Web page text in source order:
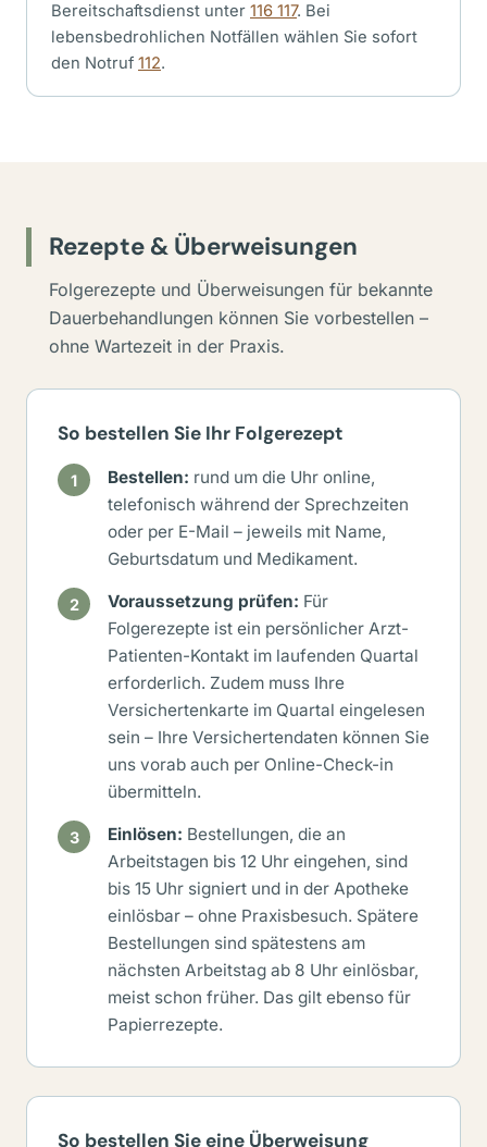
Bereitschaftsdienst unter 116 117. Bei
lebensbedrohlichen Notfällen wählen Sie sofort
den Notruf 112.
Rezepte & Überweisungen
Folgerezepte und Überweisungen für bekannte
Dauerbehandlungen können Sie vorbestellen –
ohne Wartezeit in der Praxis.
So bestellen Sie Ihr Folgerezept
Bestellen: rund um die Uhr online,
telefonisch während der Sprechzeiten
oder per E-Mail – jeweils mit Name,
Geburtsdatum und Medikament.
Voraussetzung prüfen: Für
Folgerezepte ist ein persönlicher Arzt-
Patienten-Kontakt im laufenden Quartal
erforderlich. Zudem muss Ihre
Versichertenkarte im Quartal eingelesen
sein – Ihre Versichertendaten können Sie
uns vorab auch per Online-Check-in
übermitteln.
Einlösen: Bestellungen, die an
Arbeitstagen bis 12 Uhr eingehen, sind
bis 15 Uhr signiert und in der Apotheke
einlösbar – ohne Praxisbesuch. Spätere
Bestellungen sind spätestens am
nächsten Arbeitstag ab 8 Uhr einlösbar,
meist schon früher. Das gilt ebenso für
Papierrezepte.
So bestellen Sie eine Überweisung